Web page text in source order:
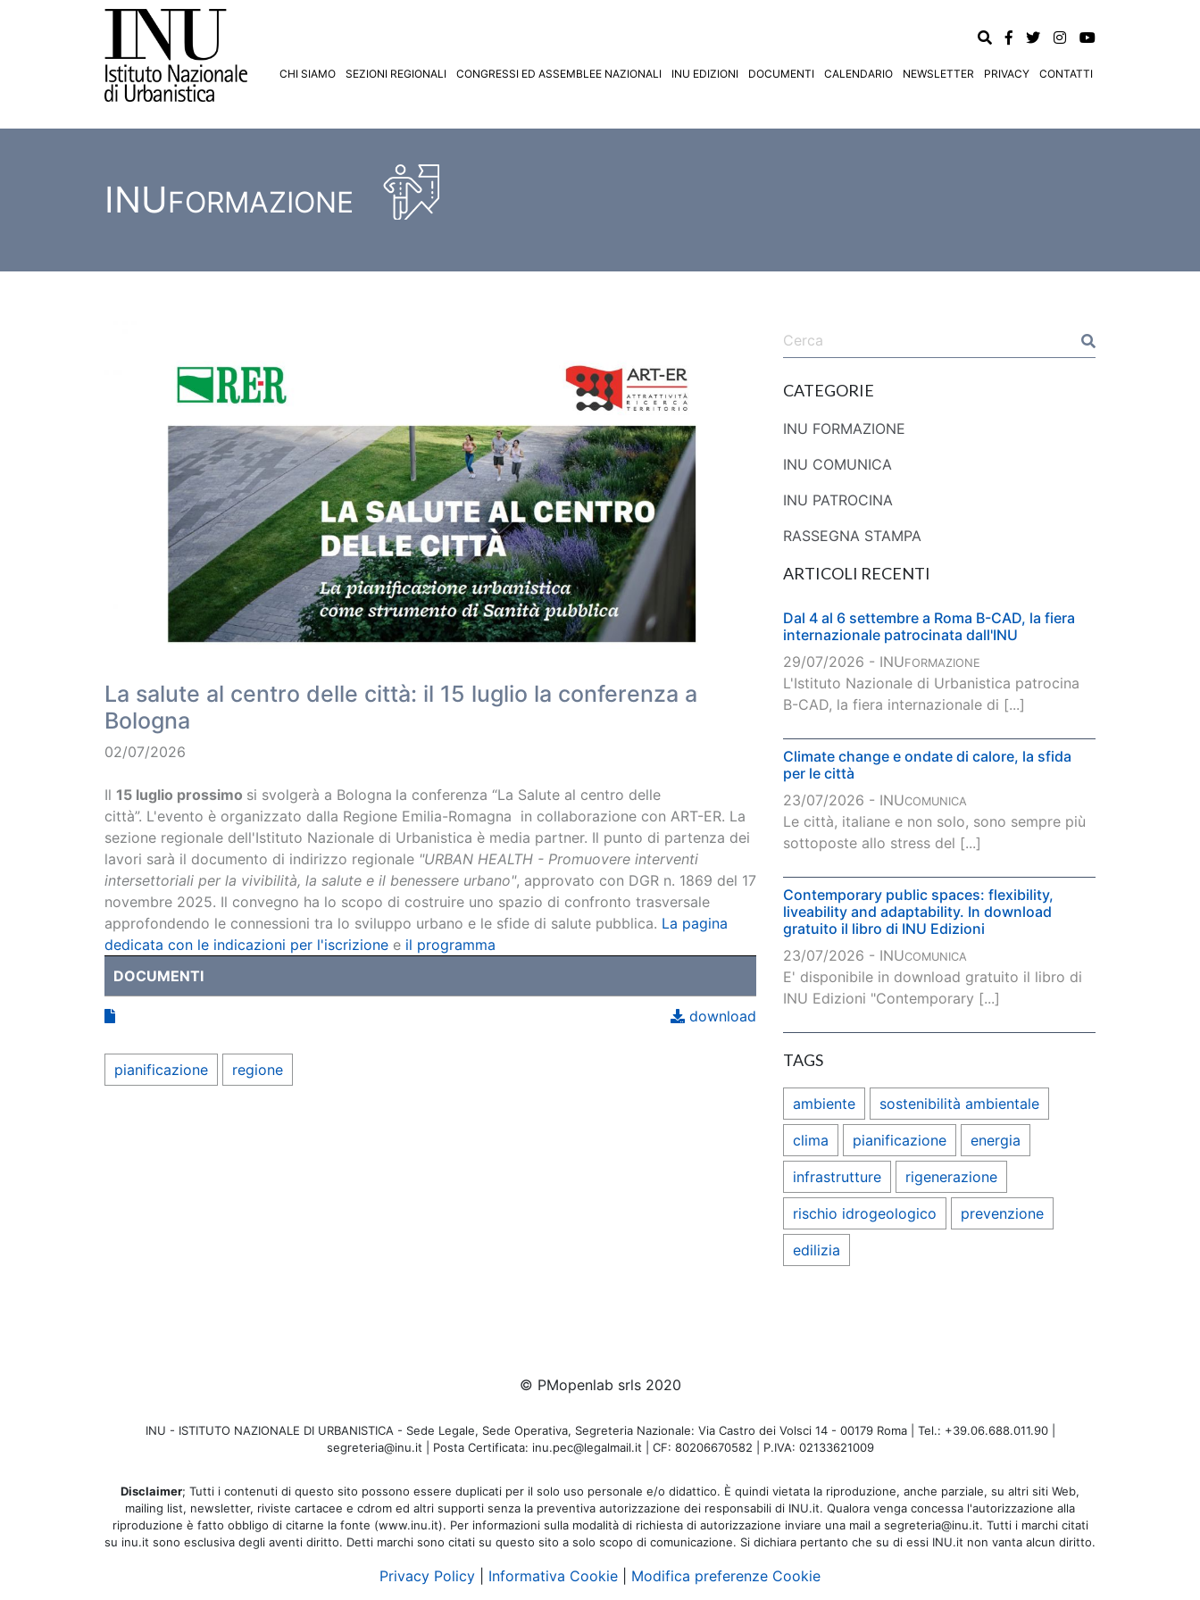
CHI SIAMO SEZIONI REGIONALI CONGRESSI ED ASSEMBLEE NAZIONALI INU EDIZIONI DOCUMENTI CALENDARIO NEWSLETTER PRIVACY CONTATTI
INUFORMAZIONE
La salute al centro delle città: il 15 luglio la conferenza a
Bologna
02/07/2026
Il 15 luglio prossimo si svolgerà a Bologna la conferenza “La Salute al centro delle
città”. L'evento è organizzato dalla Regione Emilia-Romagna in collaborazione con ART-ER. La
sezione regionale dell'Istituto Nazionale di Urbanistica è media partner. Il punto di partenza dei
lavori sarà il documento di indirizzo regionale "URBAN HEALTH - Promuovere interventi
intersettoriali per la vivibilità, la salute e il benessere urbano", approvato con DGR n. 1869 del 17
novembre 2025. Il convegno ha lo scopo di costruire uno spazio di confronto trasversale
approfondendo le connessioni tra lo sviluppo urbano e le sfide di salute pubblica. La pagina
dedicata con le indicazioni per l'iscrizione e il programma
DOCUMENTI
download
pianificazione regione
CATEGORIE
INU FORMAZIONE
INU COMUNICA
INU PATROCINA
RASSEGNA STAMPA
ARTICOLI RECENTI
Dal 4 al 6 settembre a Roma B-CAD, la fiera
internazionale patrocinata dall'INU
29/07/2026 - INUFORMAZIONE
L'Istituto Nazionale di Urbanistica patrocina
B-CAD, la fiera internazionale di [...]
Climate change e ondate di calore, la sfida
per le città
23/07/2026 - INUCOMUNICA
Le città, italiane e non solo, sono sempre più
sottoposte allo stress del [...]
Contemporary public spaces: flexibility,
liveability and adaptability. In download
gratuito il libro di INU Edizioni
23/07/2026 - INUCOMUNICA
E' disponibile in download gratuito il libro di
INU Edizioni "Contemporary [...]
TAGS
ambiente sostenibilità ambientale
clima pianificazione energia
infrastrutture rigenerazione
rischio idrogeologico prevenzione
edilizia
© PMopenlab srls 2020
INU - ISTITUTO NAZIONALE DI URBANISTICA - Sede Legale, Sede Operativa, Segreteria Nazionale: Via Castro dei Volsci 14 - 00179 Roma | Tel.: +39.06.688.011.90 |
segreteria@inu.it | Posta Certificata: inu.pec@legalmail.it | CF: 80206670582 | P.IVA: 02133621009
Disclaimer; Tutti i contenuti di questo sito possono essere duplicati per il solo uso personale e/o didattico. È quindi vietata la riproduzione, anche parziale, su altri siti Web,
mailing list, newsletter, riviste cartacee e cdrom ed altri supporti senza la preventiva autorizzazione dei responsabili di INU.it. Qualora venga concessa l'autorizzazione alla
riproduzione è fatto obbligo di citarne la fonte (www.inu.it). Per informazioni sulla modalità di richiesta di autorizzazione inviare una mail a segreteria@inu.it. Tutti i marchi citati
su inu.it sono esclusiva degli aventi diritto. Detti marchi sono citati su questo sito a solo scopo di comunicazione. Si dichiara pertanto che su di essi INU.it non vanta alcun diritto.
Privacy Policy Informativa Cookie Modifica preferenze Cookie